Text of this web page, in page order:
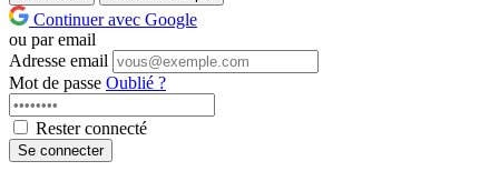
Continuer avec Google
ou par email
Adresse email
Mot de passe Oublié ?
Rester connecté
Se connecter